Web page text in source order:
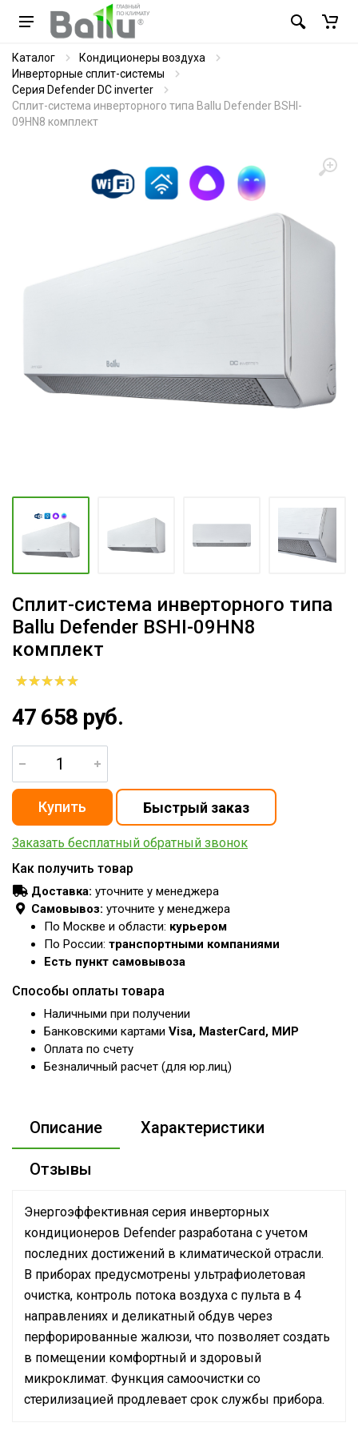
Каталог
Кондиционеры воздуха
Инверторные сплит-системы
Серия Defender DC inverter
Сплит-система инверторного типа Ballu Defender BSHI-
09HN8 комплект
Сплит-система инверторного типа
Ballu Defender BSHI-09HN8
комплект
47 658 руб.
Заказать бесплатный обратный звонок
Как получить товар
Доставка: уточните у менеджера
Самовывоз: уточните у менеджера
По Москве и области: курьером
По России: транспортными компаниями
Есть пункт самовывоза
Способы оплаты товара
Наличными при получении
Банковскими картами Visa, MasterCard, МИР
Оплата по счету
Безналичный расчет (для юр.лиц)
Описание Характеристики
Отзывы
Энергоэффективная серия инверторных
кондиционеров Defender разработана с учетом
последних достижений в климатической отрасли.
В приборах предусмотрены ультрафиолетовая
очистка, контроль потока воздуха с пульта в 4
направлениях и деликатный обдув через
перфорированные жалюзи, что позволяет создать
в помещении комфортный и здоровый
микроклимат. Функция самоочистки со
стерилизацией продлевает срок службы прибора.